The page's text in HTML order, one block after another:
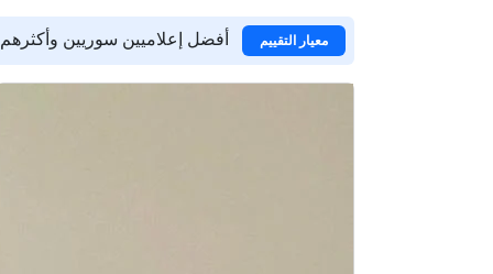
معيار التقييم أفضل إعلاميين سوريين